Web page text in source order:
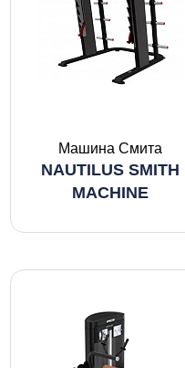
Машина Смита
NAUTILUS SMITH
MACHINE